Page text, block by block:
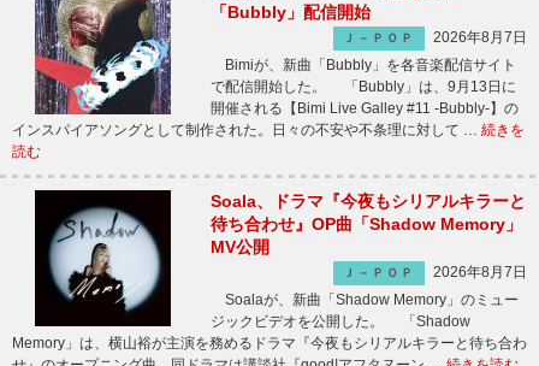
「Bubbly」配信開始
Ｊ－ＰＯＰ
2026年8月7日
Bimiが、新曲「Bubbly」を各音楽配信サイト
で配信開始した。 「Bubbly」は、9月13日に
開催される【Bimi Live Galley #11 -Bubbly-】の
インスパイアソングとして制作された。日々の不安や不条理に対して … 続きを
読む
Soala、ドラマ『今夜もシリアルキラーと
待ち合わせ』OP曲「Shadow Memory」
MV公開
Ｊ－ＰＯＰ
2026年8月7日
Soalaが、新曲「Shadow Memory」のミュー
ジックビデオを公開した。 「Shadow
Memory」は、横山裕が主演を務めるドラマ『今夜もシリアルキラーと待ち合わ